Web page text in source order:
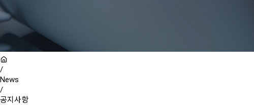
/
News
/
공지사항